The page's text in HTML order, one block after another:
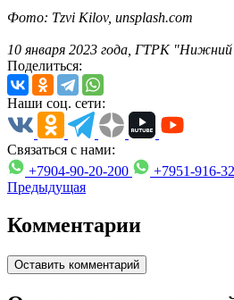
Фото: Tzvi Kilov, unsplash.com
10 января 2023 года, ГТРК
Поделиться:
Наши соц. сети:
Связаться с нами:
+7904-90-20-200
+7951-916-
Предыдущая
Комментарии
Оставить комментарий